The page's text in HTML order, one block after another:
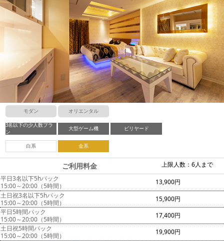
モダン オリエンタル
3名以下の少人数プラ
ン
大型ゲーム機 ビリヤード
白系 金系
上限人数：6人まで
ご利用料金
平日3名以下5hパック
15:00～20:00（5時間）
13,900円
土日祝3名以下5hパック
15:00～20:00（5時間）
15,900円
平日5時間パック
15:00～20:00（5時間）
17,400円
土日祝5時間パック
15:00～20:00（5時間）
19,900円